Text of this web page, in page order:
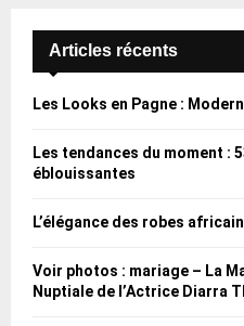
Articles récents
Les Looks en Pagne :
Les tendances du moment :
éblouissantes
L’élégance des robes
Voir photos : mariage – La
Nuptiale de l’Actrice Diarra